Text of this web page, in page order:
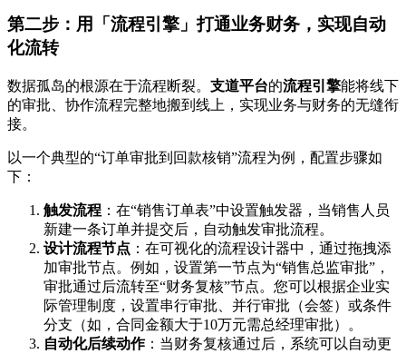
第二步：用「流程引擎」打通业务财务，实现自动
化流转
数据孤岛的根源在于流程断裂。 支道平台的流程引擎能将线下
的审批、协作流程完整地搬到线上，实现业务与财务的无缝衔
接。
以一个典型的“订单审批到回款核销”流程为例，配置步骤如
下：
触发流程 ：在“销售订单表”中设置触发器，当销售人员
新建一条订单并提交后，自动触发审批流程。
设计流程节点 ：在可视化的流程设计器中，通过拖拽添
加审批节点。例如，设置第一节点为“销售总监审批”，
审批通过后流转至“财务复核”节点。您可以根据企业实
际管理制度，设置串行审批、并行审批（会签）或条件
分支（如，合同金额大于10万元需总经理审批）。
自动化后续动作：当财务复核通过后，系统可以自动更